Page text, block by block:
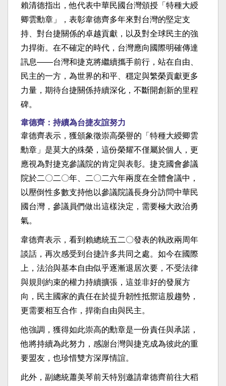
賴清德指出，他代表中華民國台灣頒授「特種大綬
卿雲勳章」，表彰韋德齊多年來對台灣的堅定支
持、對台捷關係的卓越貢獻，以及對全球民主的強
力捍衛。在不確定的時代，台灣應向國際明確傳達
訊息——台灣和捷克將繼續攜手前行，站在自由、
民主的一方，為世界的和平、穩定與繁榮貢獻更多
力量，期待台捷關係持續深化，不斷開創新的里程
碑。
韋德齊：持續為台捷友誼努力
韋德齊表示，獲頒象徵崇高榮譽的「特種大綬卿雲
勳章」是莫大的殊榮，這份榮耀不僅屬於個人，更
應視為對捷克參議院的肯定與表彰。捷克國會參議
院於二〇二〇年、二〇二六年兩度在全體會議中，
以壓倒性多數支持他以參議院議長身分訪問中華民
國台灣，參議員們做出這樣決定，需要極大政治勇
氣。
韋德齊表示，看到賴總統五二〇發表的執政兩周年
談話，再次感受到台捷許多共同之處。如今在國際
上，法治與基本自由似乎逐漸退居次要，不受法律
與規則約束的權力持續擴張，這並非好的發展方
向，民主國家的責任在於提升韌性抵禦這股趨勢，
更需要相互合作，捍衛自由與民主。
他強調，獲得如此崇高的勳章是一份責任與承諾，
他將持續為此努力，感謝台灣與捷克成為彼此的重
要盟友，也珍惜雙方深厚情誼。
此外，副總統蕭美琴前天特別邀請韋德齊前往大稻